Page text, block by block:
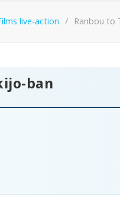
live-action Ranbou to
ban